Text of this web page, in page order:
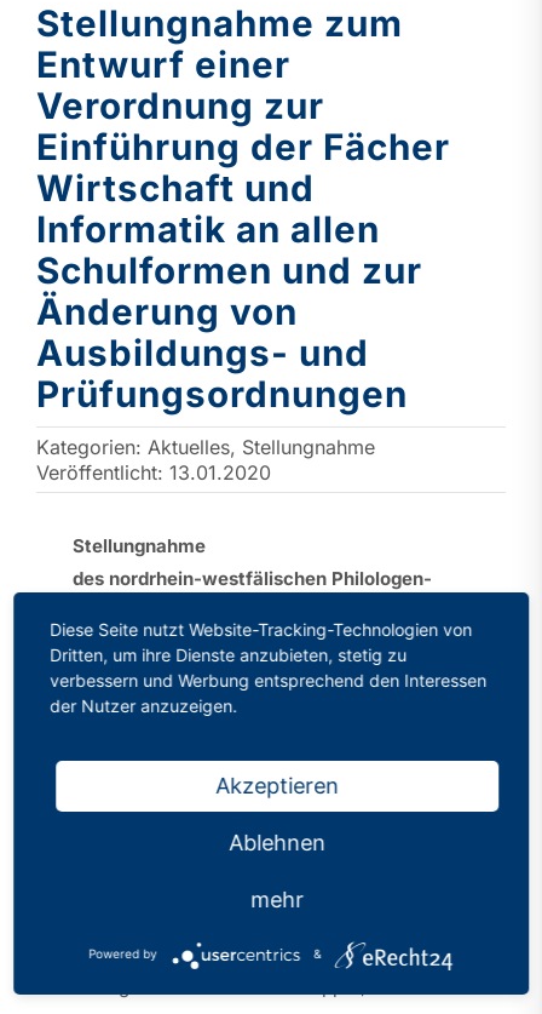
Stellungnahme zum
Entwurf einer
Verordnung zur
Einführung der Fächer
Wirtschaft und
Informatik an allen
Schulformen und zur
Änderung von
Ausbildungs- und
Prüfungsordnungen
Kategorien: Aktuelles, Stellungnahme
Veröffentlicht: 13.01.2020
Stellungnahme
des nordrhein-westfälischen Philologen-
zur Einführung der Fächer Wirtschaft und
Informatik an allen Schulformen und zur
Änderung von Ausbildungs- und
gem. § 52 Schulgesetz NRW
Einleitung der Verbändebeteiligung gem. §
77 Schulgesetz NRW
Diese Seite nutzt Website-Tracking-Technologien von
Dritten, um ihre Dienste anzubieten, stetig zu
verbessern und Werbung entsprechend den Interessen
der Nutzer anzuzeigen.
Akzeptieren
Ablehnen
mehr
Powered by &